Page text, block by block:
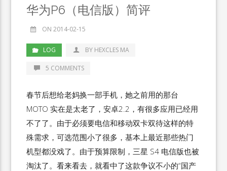
华为P6（电信版）简评
ON 2014-02-15
LOG BY HEXCLES MA
5 COMMENTS
春节后想给老妈换一部手机，她之前用的那台
MOTO 实在是太老了，安卓2.2，有很多应用已经用
不了了。由于必须要电信和移动双卡双待这样的特
殊需求，可选范围小了很多，基本上最近那些热门
机型都没戏了。由于预算限制，三星 S4 电信版也被
淘汰了。看来看去，就看中了这款争议不小的“国产